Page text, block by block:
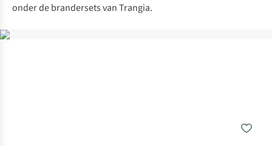
onder de brandersets van Trangia.